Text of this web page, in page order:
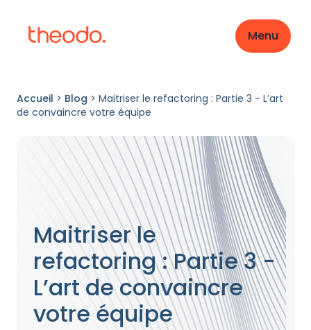
Menu
Accueil > Blog > Maitriser le refactoring : Partie 3 - L’art
de convaincre votre équipe
Maitriser le
refactoring : Partie 3 -
L’art de convaincre
votre équipe